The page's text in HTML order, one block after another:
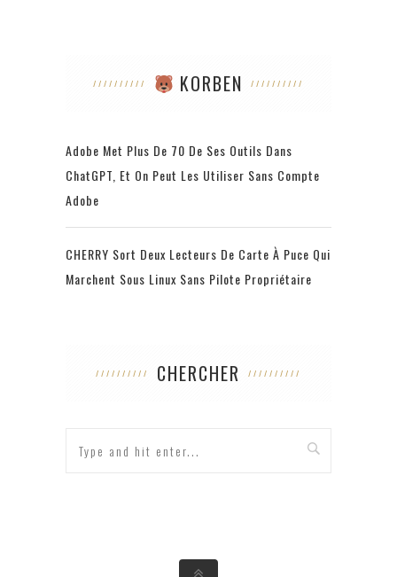
KORBEN
Adobe Met Plus De 70 De Ses Outils Dans
ChatGPT, Et On Peut Les Utiliser Sans Compte
Adobe
CHERRY Sort Deux Lecteurs De Carte À Puce Qui
Marchent Sous Linux Sans Pilote Propriétaire
CHERCHER